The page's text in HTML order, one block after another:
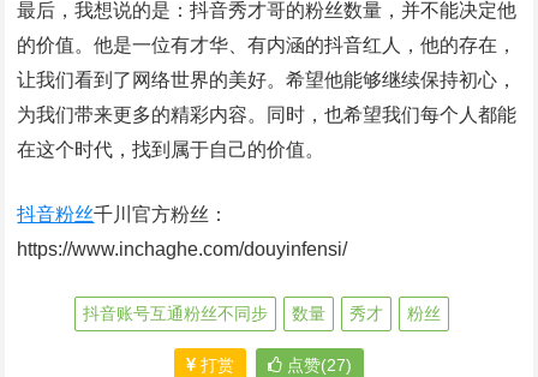
最后，我想说的是：抖音秀才哥的粉丝数量，并不能决定他
的价值。他是一位有才华、有内涵的抖音红人，他的存在，
让我们看到了网络世界的美好。希望他能够继续保持初心，
为我们带来更多的精彩内容。同时，也希望我们每个人都能
在这个时代，找到属于自己的价值。
抖音粉丝千川官方粉丝：
https://www.inchaghe.com/douyinfensi/
抖音账号互通粉丝不同步 数量 秀才 粉丝
打赏 点赞(27)